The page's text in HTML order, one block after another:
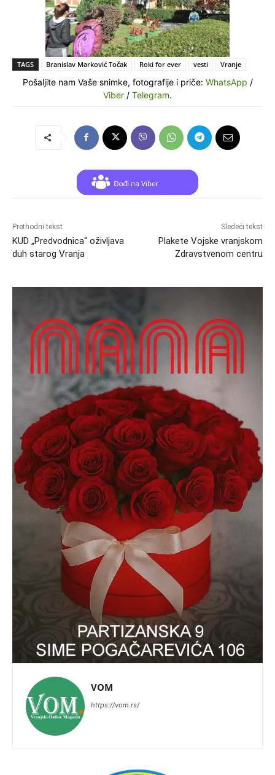
TAGS Branislav Marković Točak Roki for ever vesti Vranje
Pošaljite nam Vaše snimke, fotografije i priče: WhatsApp /
Viber / Telegram.
Prethodni tekst
KUD „Predvodnica“ oživljava
duh starog Vranja
Sledeći tekst
Plakete Vojske vranjskom
Zdravstvenom centru
VOM
https://vom.rs/